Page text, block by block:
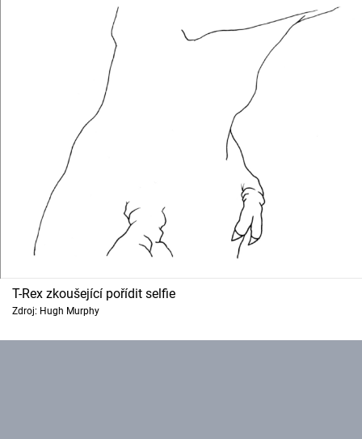
T-Rex zkoušející pořídit selfie
Zdroj: Hugh Murphy